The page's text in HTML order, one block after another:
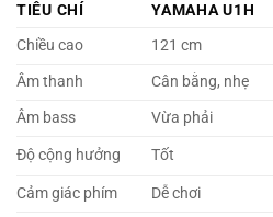
TIÊU CHÍ YAMAHA U1H
Chiều cao
121 cm
Âm thanh
Cân bằng, nhẹ
Âm bass
Vừa phải
Độ cộng hưởng
Tốt
Cảm giác phím Dễ chơi